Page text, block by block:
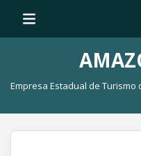
Empresa Estadual de Turismo